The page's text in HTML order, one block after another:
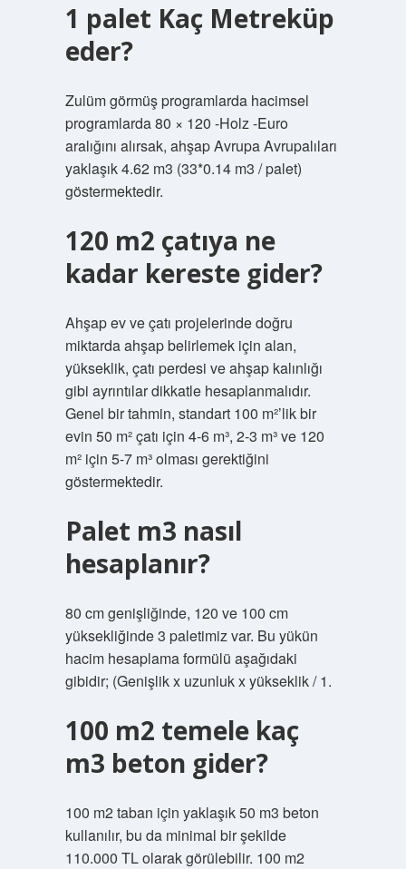
1 palet Kaç Metreküp
eder?
Zulüm görmüş programlarda hacimsel
programlarda 80 × 120 -Holz -Euro
aralığını alırsak, ahşap Avrupa Avrupalıları
yaklaşık 4.62 m3 (33*0.14 m3 / palet)
göstermektedir.
120 m2 çatıya ne
kadar kereste gider?
Ahşap ev ve çatı projelerinde doğru
miktarda ahşap belirlemek için alan,
yükseklik, çatı perdesi ve ahşap kalınlığı
gibi ayrıntılar dikkatle hesaplanmalıdır.
Genel bir tahmin, standart 100 m²’lik bir
evin 50 m² çatı için 4-6 m³, 2-3 m³ ve 120
m² için 5-7 m³ olması gerektiğini
göstermektedir.
Palet m3 nasıl
hesaplanır?
80 cm genişliğinde, 120 ve 100 cm
yüksekliğinde 3 paletimiz var. Bu yükün
hacim hesaplama formülü aşağıdaki
gibidir; (Genişlik x uzunluk x yükseklik / 1.
100 m2 temele kaç
m3 beton gider?
100 m2 taban için yaklaşık 50 m3 beton
kullanılır, bu da minimal bir şekilde
110.000 TL olarak görülebilir. 100 m2